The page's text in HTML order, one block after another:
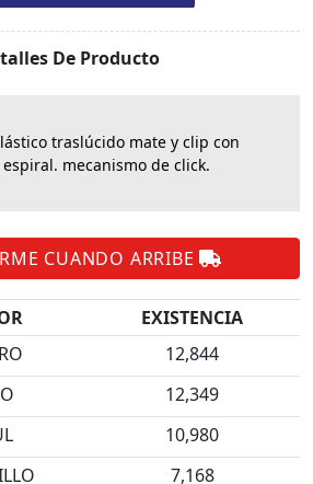
De Producto
traslúcido mate y clip con
mecanismo de click.
CUANDO ARRIBE
EXISTENCIA
12,844
12,349
10,980
7,168